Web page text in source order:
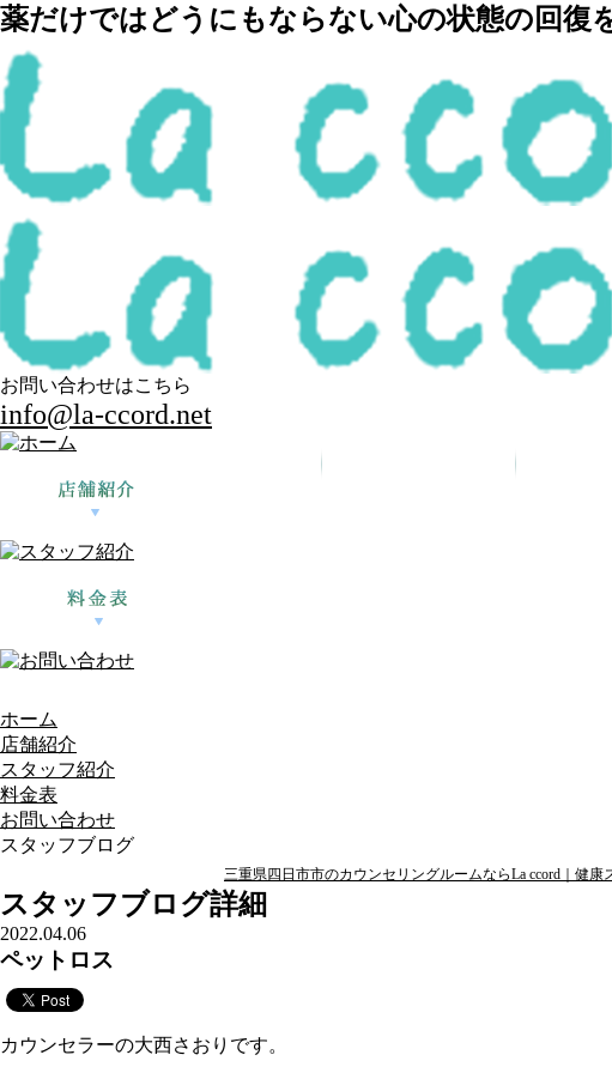
薬だけではどうにもならない心の状態の回復
お問い合わせはこちら
info@la-ccord.net
ホーム
店舗紹介
スタッフ紹介
料金表
お問い合わせ
スタッフブログ
三重県四日市市のカウンセリングルームならLa ccord｜健
スタッフブログ詳細
2022.04.06
ペットロス
カウンセラーの大西さおりです。